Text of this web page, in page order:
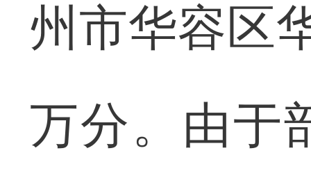
州市华容区
万分。由于